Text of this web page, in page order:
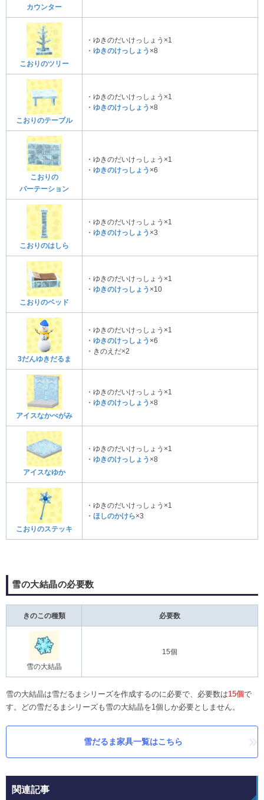
カウンター
こおりのツリー
・ゆきのだいけっしょう×1
・ ゆきのけっしょう ×8
こおりのテーブル
・ゆきのだいけっしょう×1
・ ゆきのけっしょう ×8
こおりの
パーテーション
・ゆきのだいけっしょう×1
・ ゆきのけっしょう ×6
こおりのはしら
・ゆきのだいけっしょう×1
・ ゆきのけっしょう ×3
こおりのベッド
・ゆきのだいけっしょう×1
・ ゆきのけっしょう ×10
3だんゆきだるま
・ゆきのだいけっしょう×1
・ ゆきのけっしょう ×6
・きのえだ×2
アイスなかべがみ
・ゆきのだいけっしょう×1
・ ゆきのけっしょう ×8
アイスなゆか
・ゆきのだいけっしょう×1
・ ゆきのけっしょう ×8
こおりのステッキ
・ゆきのだいけっしょう×1
・ ほしのかけら×3
雪の大結晶の必要数
きのこの種類 必要数
雪の大結晶
15個
雪の大結晶は雪だるまシリーズを作成するのに必要で、必要数は15個で
す。どの雪だるまシリーズも雪の大結晶を1個しか必要としません。
雪だるま家具一覧はこちら
関連記事